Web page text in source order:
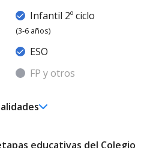
Infantil 2º ciclo
(3-6 años)
ESO
FP y otros
educativas del Colegio